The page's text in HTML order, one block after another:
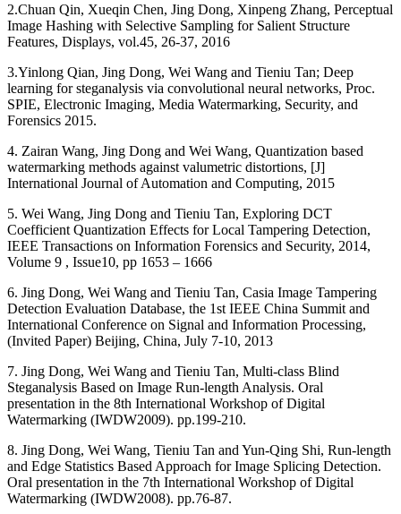
2.Chuan Qin, Xueqin Chen, Jing Dong, Xinpeng Zhang, Perceptual
Image Hashing with Selective Sampling for Salient Structure
Features, Displays, vol.45, 26-37, 2016
3.Yinlong Qian, Jing Dong, Wei Wang and Tieniu Tan; Deep
learning for steganalysis via convolutional neural networks, Proc.
SPIE, Electronic Imaging, Media Watermarking, Security, and
Forensics 2015.
4. Zairan Wang, Jing Dong and Wei Wang, Quantization based
watermarking methods against valumetric distortions, [J]
International Journal of Automation and Computing, 2015
5. Wei Wang, Jing Dong and Tieniu Tan, Exploring DCT
Coefficient Quantization Effects for Local Tampering Detection,
IEEE Transactions on Information Forensics and Security, 2014,
Volume 9 , Issue10, pp 1653 – 1666
6. Jing Dong, Wei Wang and Tieniu Tan, Casia Image Tampering
Detection Evaluation Database, the 1st IEEE China Summit and
International Conference on Signal and Information Processing,
(Invited Paper) Beijing, China, July 7-10, 2013
7. Jing Dong, Wei Wang and Tieniu Tan, Multi-class Blind
Steganalysis Based on Image Run-length Analysis. Oral
presentation in the 8th International Workshop of Digital
Watermarking (IWDW2009). pp.199-210.
8. Jing Dong, Wei Wang, Tieniu Tan and Yun-Qing Shi, Run-length
and Edge Statistics Based Approach for Image Splicing Detection.
Oral presentation in the 7th International Workshop of Digital
Watermarking (IWDW2008). pp.76-87.